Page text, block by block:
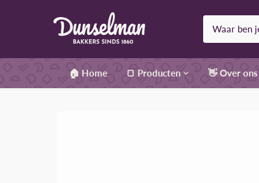
🏠 Home 🍞 Producten 👋 Over ons